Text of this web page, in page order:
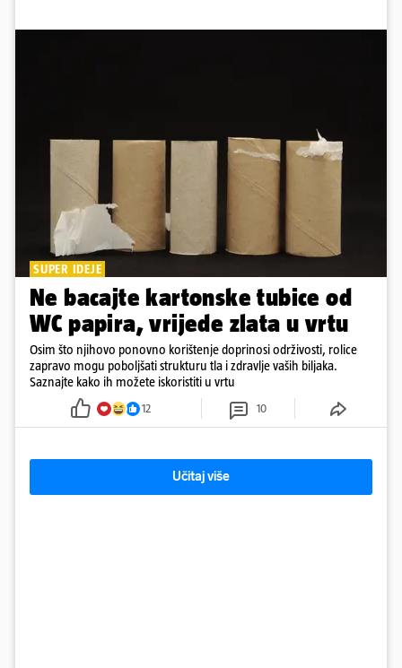
SUPER IDEJE
Ne bacajte kartonske tubice od
WC papira, vrijede zlata u vrtu
Osim što njihovo ponovno korištenje doprinosi održivosti, rolice
zapravo mogu poboljšati strukturu tla i zdravlje vaših biljaka.
Saznajte kako ih možete iskoristiti u vrtu
12 10
Učitaj više